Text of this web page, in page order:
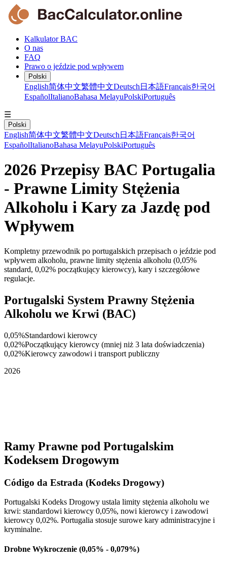
Kalkulator BAC
O nas
FAQ
Prawo o jeździe pod wpływem
Polski
English简体中文繁體中文Deutsch 日本語Français한국어
EspañolItalianoBahasa MelayuPolskiPortuguês
☰
Polski
English简体中文繁體中文Deutsch 日本語Français한국어
EspañolItalianoBahasa MelayuPolskiPortuguês
2026 Przepisy BAC Portugalia
- Prawne Limity Stężenia
Alkoholu i Kary za Jazdę pod
Wpływem
Kompletny przewodnik po portugalskich przepisach o jeździe pod
wpływem alkoholu, prawne limity stężenia alkoholu (0,05%
standard, 0,02% początkujący kierowcy), kary i szczegółowe
regulacje.
Portugalski System Prawny Stężenia
Alkoholu we Krwi (BAC)
0,05%Standardowi kierowcy
0,02%Początkujący kierowcy (mniej niż 3 lata doświadczenia)
0,02%Kierowcy zawodowi i transport publiczny
2026
Ramy Prawne pod Portugalskim
Kodeksem Drogowym
Código da Estrada (Kodeks Drogowy)
Portugalski Kodeks Drogowy ustala limity stężenia alkoholu we
krwi: standardowi kierowcy 0,05%, nowi kierowcy i zawodowi
kierowcy 0,02%. Portugalia stosuje surowe kary administracyjne i
kryminalne.
Drobne Wykroczenie (0,05% - 0,079%)